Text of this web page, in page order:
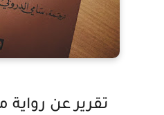
تقرير عن رواية